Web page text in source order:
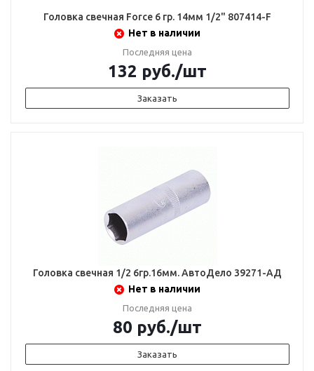
Головка свечная Force 6 гр. 14мм 1/2" 807414-F
Нет в наличии
Последняя цена
132 руб./шт
Заказать
Головка свечная 1/2 6гр.16мм. АвтоДело 39271-AД
Нет в наличии
Последняя цена
80 руб./шт
Заказать